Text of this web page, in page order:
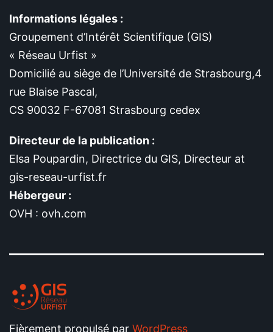
Informations légales :
Groupement d’Intérêt Scientifique (GIS)
« Réseau Urfist »
Domicilié au siège de l’Université de Strasbourg,4
rue Blaise Pascal,
CS 90032 F-67081 Strasbourg cedex
Directeur de la publication :
Elsa Poupardin, Directrice du GIS, Directeur at
gis-reseau-urfist.fr
Hébergeur :
OVH : ovh.com
Fièrement propulsé par WordPress